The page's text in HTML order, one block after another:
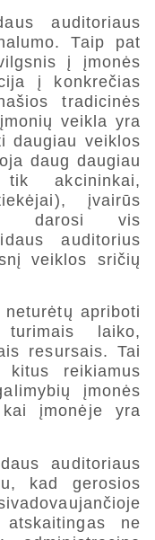
auditoriaus
Taip pat
į įmonės
į konkrečias
tradicinės
veikla yra
daugiau veiklos
daug daugiau
akcininkai,
įvairūs
darosi vis
auditorius
veiklos sričių
apriboti
laiko,
resursais. Tai
reikiamus
įmonės
įmonėje yra
auditoriaus
kad gerosios
ne